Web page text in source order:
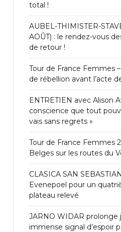
total !
AUBEL-THIMISTER-
AOÛT) : le rendez-vous
de retour !
Tour de France Femmes
de rébellion avant l’acte
ENTRETIEN avec Alison
conscience que tout
vais sans regrets »
Tour de France Femmes
Belges sur les routes du
CLASICA SAN
Evenepoel pour un
plateau relevé
JARNO WIDAR prolonge
immense signal d’espoir